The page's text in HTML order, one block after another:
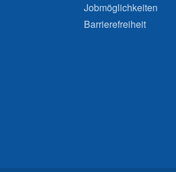
Jobmöglichkeiten
Barrierefreiheit